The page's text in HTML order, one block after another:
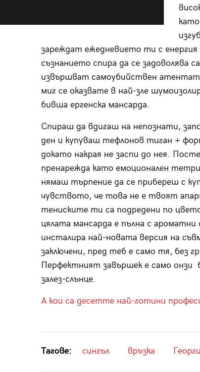
зареждат ежедневието ти с
съзнанието спира да се задоволява
извършват самоубийствен
миг се оказвате в най-зле
бивша ергенска мансарда.
Спираш да вдигаш на непознати,
ден и купуваш тефлонов тиган +
докато накрая не заспи до нея.
пренарежда като емоционален
нямаш търпение да се прибереш с
чувството, че това не е твоят
тениските ти са подредени по
цялата мансарда е пълна с
инсталира най-новата версия на
заключени, пред теб е само тя, без
Перфектният завършек е само онзи
залез-слънце.
А кои са десетте най-готини
Тагове: сингъл връзка